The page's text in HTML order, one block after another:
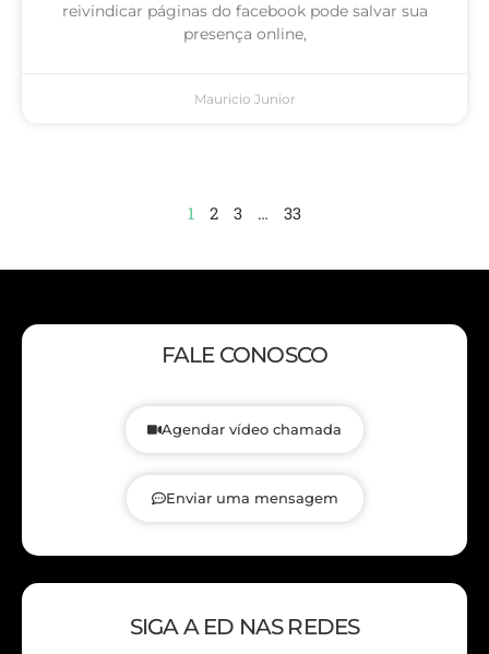
reivindicar páginas do facebook pode salvar sua
presença online,
Mauricio Junior
1 2 3 … 33
FALE CONOSCO
Agendar vídeo chamada
Enviar uma mensagem
SIGA A ED NAS REDES